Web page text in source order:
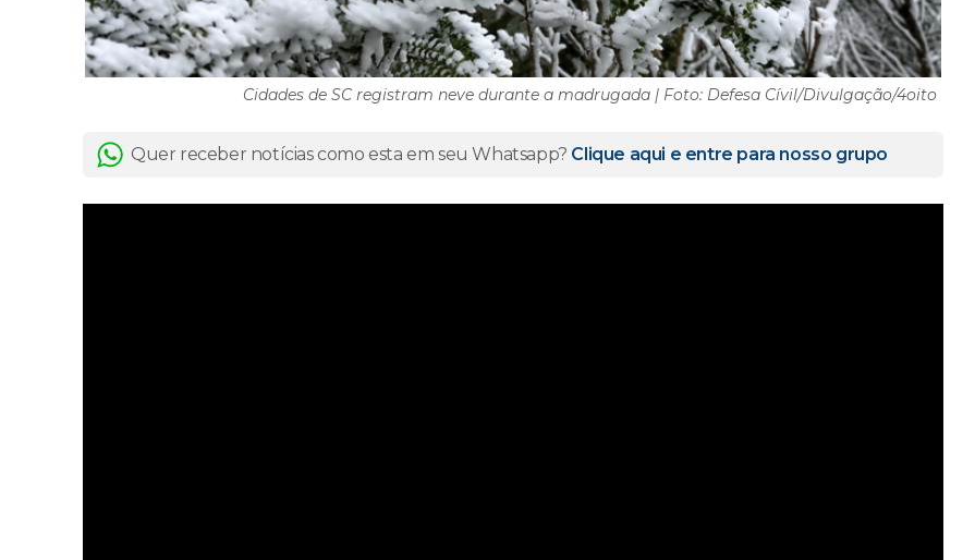
Cidades de SC registram neve durante a madrugada | Foto: Defesa Cívil/Divulgação/4oito
Quer receber notícias como esta em seu Whatsapp? Clique aqui e entre para nosso grupo